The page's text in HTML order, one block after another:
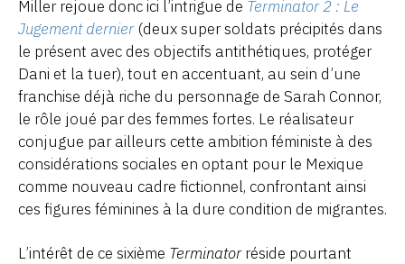
Miller rejoue donc ici l’intrigue de Terminator 2 : Le
Jugement dernier(deux super soldats précipités dans
le présent avec des objectifs antithétiques, protéger
Dani et la tuer), tout en accentuant, au sein d’une
franchise déjà riche du personnage de Sarah Connor,
le rôle joué par des femmes fortes. Le réalisateur
conjugue par ailleurs cette ambition féministe à des
considérations sociales en optant pour le Mexique
comme nouveau cadre fictionnel, confrontant ainsi
ces figures féminines à la dure condition de migrantes.
L’intérêt de ce sixième Terminatorréside pourtant